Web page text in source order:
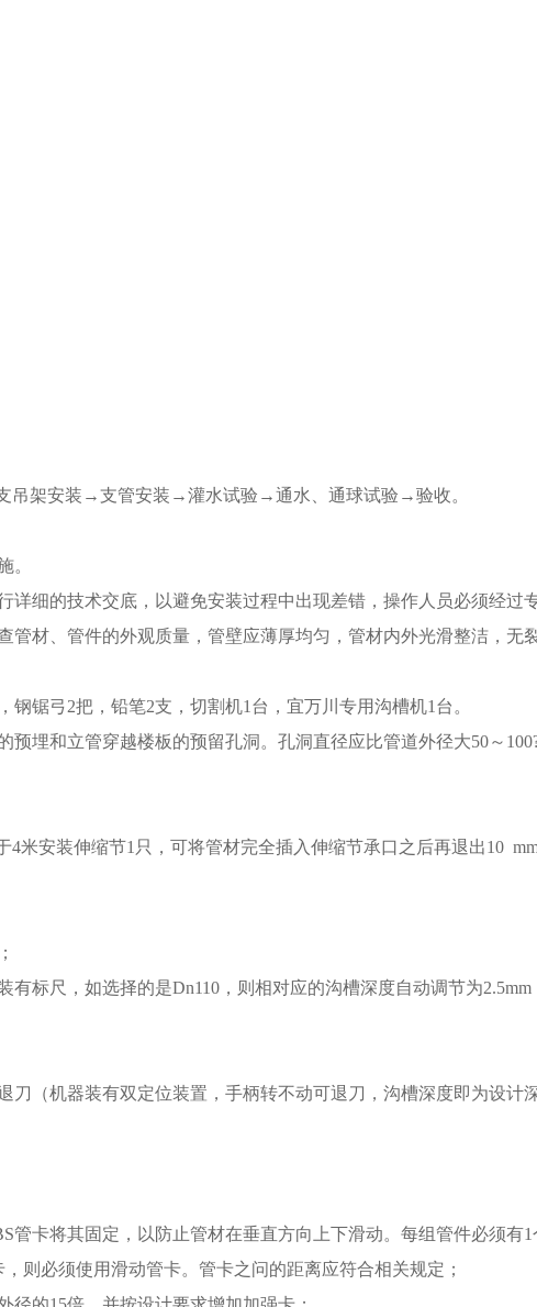
架安装→支管安装→灌水试验→通水、通球试验→验收。
。
细的技术交底，以避免安装过程中出现差错，操作人员必须经过
材、管件的外观质量，管壁应薄厚均匀，管材内外光滑整洁，无
锯弓2把，铅笔2支，切割机1台，宜万川专用沟槽机1台。
埋和立管穿越楼板的预留孔洞。孔洞直径应比管道外径大50～
米安装伸缩节1只，可将管材完全插入伸缩节承口之后再退出10
标尺，如选择的是Dn110，则相对应的沟槽深度自动调节为2.5mm
（机器装有双定位装置，手柄转不动可退刀，沟槽深度即为设计
卡将其固定，以防止管材在垂直方向上下滑动。每组管件必须有1
则必须使用滑动管卡。管卡之问的距离应符合相关规定；